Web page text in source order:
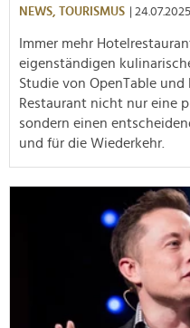
NEWS, TOURISMUS | 24.07.2025
Immer mehr
eigenständigen
Studie von OpenTable und
Restaurant nicht nur eine
sondern einen
und für die Wiederkehr.